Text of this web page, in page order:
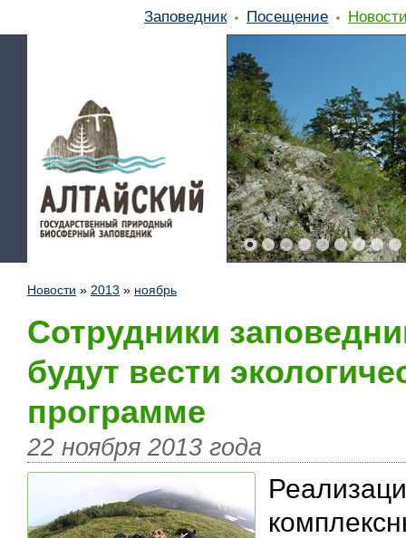
Заповедник Посещение
Новости » 2013 » ноябрь
Сотрудники
будут вести
программе
22 ноября 2013 года